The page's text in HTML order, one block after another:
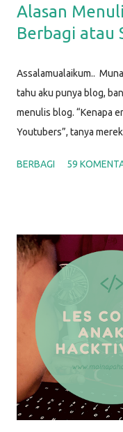
Alasan
Berbagi atau
Assalamualaikum..
tahu aku punya blog,
menulis blog. “Kenapa
Youtubers”, tanya
menulis blog. ALASAN
banyak pertanyaan di
juga ada banyak orang
sebagian besar dari kita
Siapa tahu saat Bunga
tahu tentang sesuatu
bisa membantu.
yang kutulis berjudul “
Alasa...
BERBAGI 59